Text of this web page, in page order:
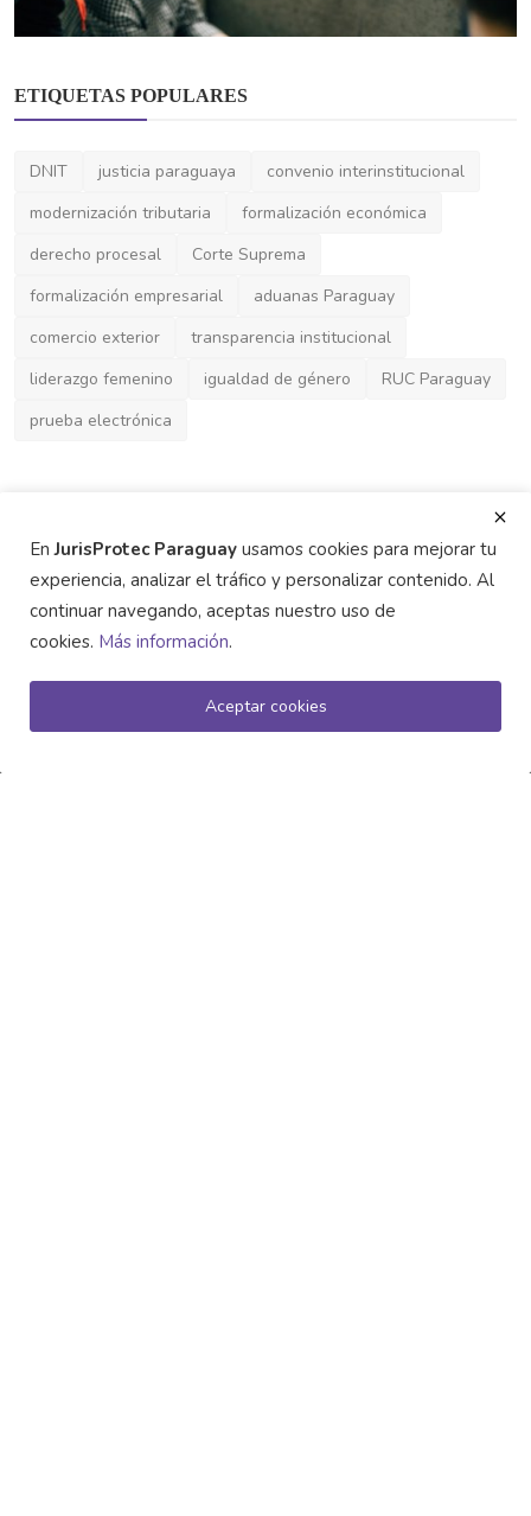
EAS, SA y SRL en Paraguay: diferencias
clave entre las ...
ETIQUETAS POPULARES
DNIT justicia paraguaya
convenio interinstitucional
modernización tributaria
formalización económica
derecho procesal
Corte Suprema
formalización empresarial
aduanas Paraguay
comercio exterior
transparencia institucional
liderazgo femenino
igualdad de género
RUC Paraguay
prueba electrónica
ACERCA DE
Jurisprote Paraguay es su socio estratégico en el ecosistema
legal: noticias, lanzamientos, eventos y el directorio más
En JurisProtec Paraguay usamos cookies para mejorar tu
experiencia, analizar el tráfico y personalizar contenido. Al
continuar navegando, aceptas nuestro uso de
cookies. Más información.
Aceptar cookies